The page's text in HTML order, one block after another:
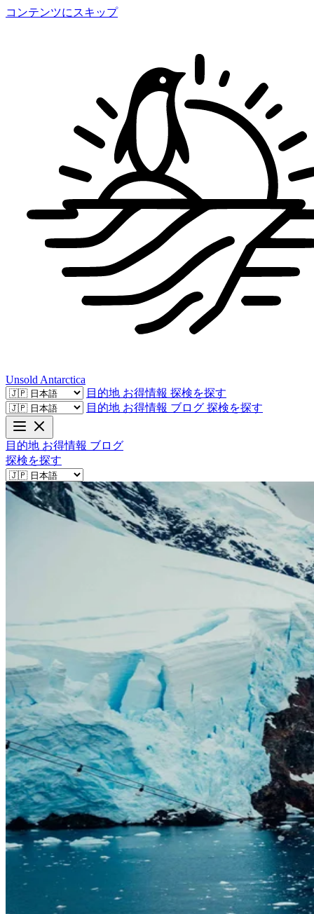
コンテンツにスキップ
Unsold Antarctica
目的地 お得情報 探検を探す
目的地 お得情報 ブログ 探検を探す
目的地 お得情報 ブログ
探検を探す